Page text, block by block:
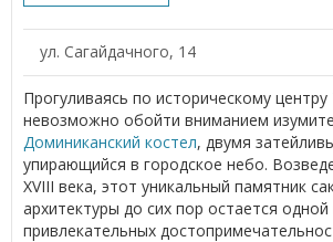
ул. Сагайдачного, 14
Прогуливаясь по историческому центру
невозможно обойти вниманием
Доминиканский костел, двумя
упирающийся в городское небо.
XVIII века, этот уникальный памятник
архитектуры до сих пор остается
привлекательных